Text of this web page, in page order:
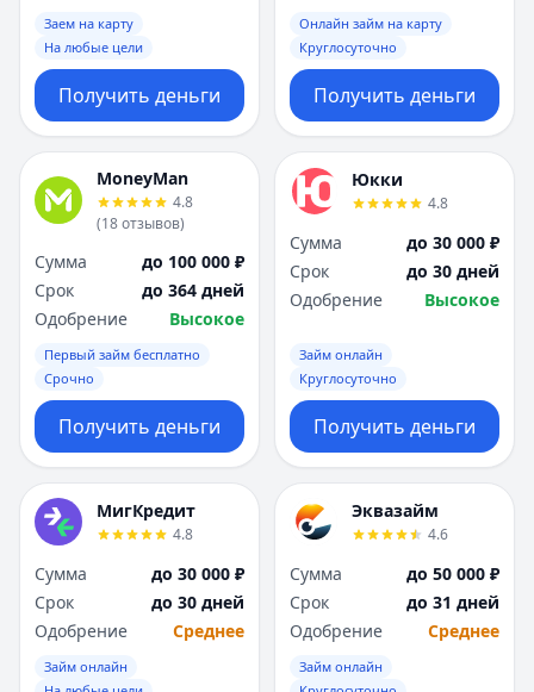
Заем на карту
На любые цели
Получить деньги
Онлайн займ на карту
Круглосуточно
Получить деньги
MoneyMan
4.8
(18отзывов)
Сумма
до 100 000 ₽
Срок
до 364 дней
Одобрение
Высокое
Первый займ бесплатно
Срочно
Получить деньги
Юкки
4.8
Сумма
до 30 000 ₽
Срок
до 30 дней
Одобрение
Высокое
Займ онлайн
Круглосуточно
Получить деньги
МигКредит
4.8
Сумма
до 30 000 ₽
Срок
до 30 дней
Одобрение
Среднее
Займ онлайн
Эквазайм
4.6
Сумма
до 50 000 ₽
Срок
до 31 дней
Одобрение
Среднее
Займ онлайн